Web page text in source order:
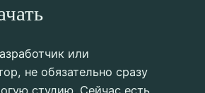
или
не обязательно сразу